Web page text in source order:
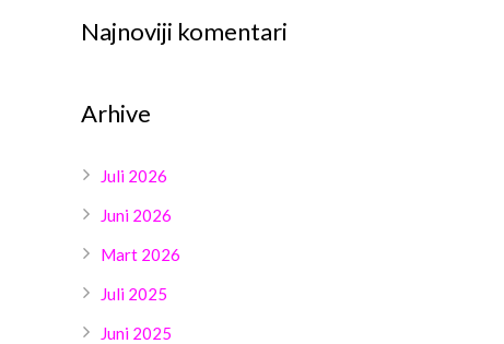
Najnoviji komentari
Arhive
Juli 2026
Juni 2026
Mart 2026
Juli 2025
Juni 2025